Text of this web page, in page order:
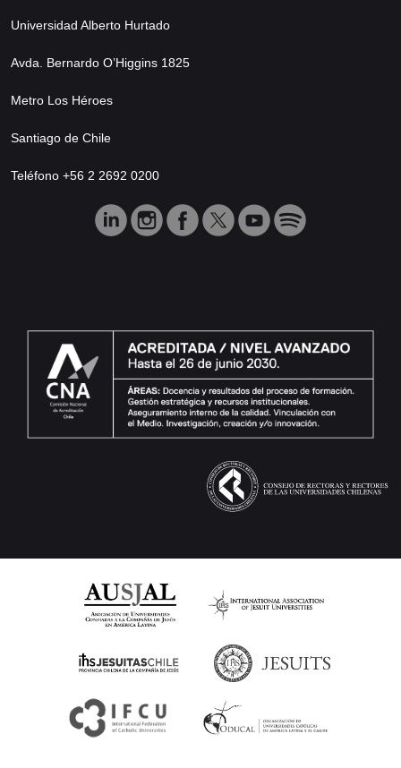
Universidad Alberto Hurtado
Avda. Bernardo O’Higgins 1825
Metro Los Héroes
Santiago de Chile
Teléfono +56 2 2692 0200